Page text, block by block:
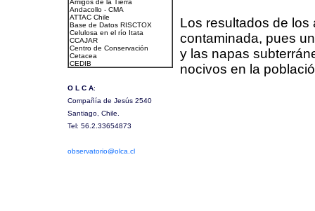
Los resultados de los
contaminada, pues
y las napas
nocivos en la